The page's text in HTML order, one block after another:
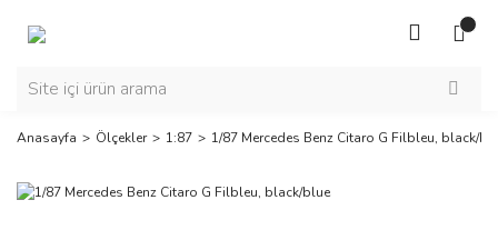
Anasayfa Ölçekler 1:87 1/87 Mercedes Benz Citaro G Filbleu, black/